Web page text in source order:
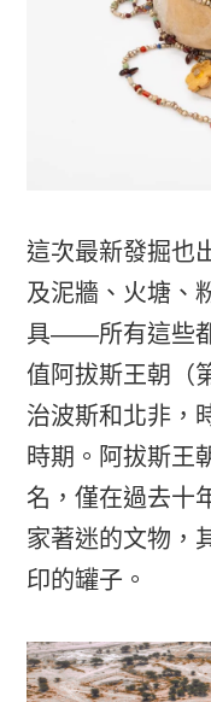
這次最新發掘也
及泥牆、火塘、
具——所有這些
值阿拔斯王朝（
治波斯和北非，
時期。阿拔斯王
名，僅在過去十
家著迷的文物，
印的罐子。